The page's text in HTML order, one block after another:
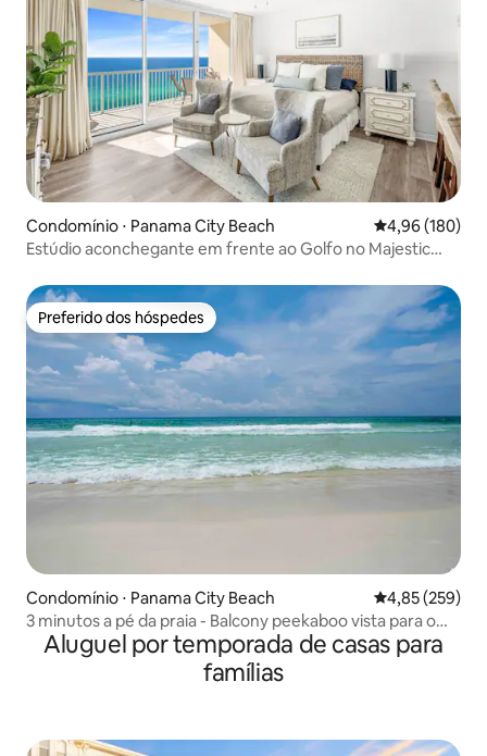
Condomínio ⋅ Panama City Beach 4,96 de uma
4,96 (180)
Estúdio aconchegante em frente ao Golfo no Majestic
Preferido dos hóspedes
Preferido dos hóspedes
Condomínio ⋅ Panama City Beach 4,85 de uma
4,85 (259)
3 minutos a pé da praia - Balcony peekaboo vista para o
mar
Aluguel por temporada de casas para
famílias